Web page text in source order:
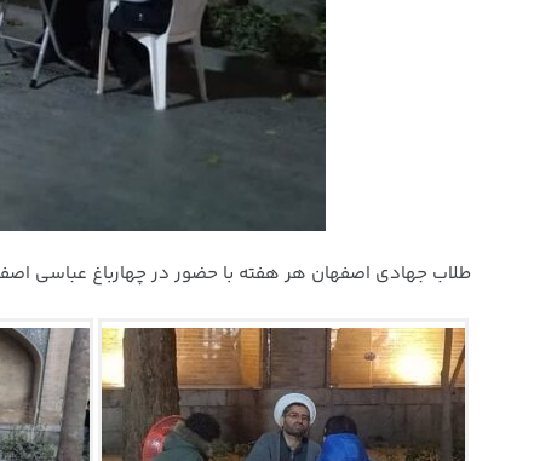
طلاب جهادی اصفهان هر هفته با حضور در چهارباغ عباسی